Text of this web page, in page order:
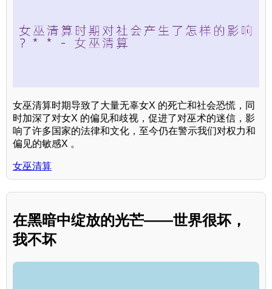
女巫清算时期导致了大量无辜女X 的死亡和社会恐慌，同
时加深了对女X 的偏见和歧视，促进了对巫术的迷信，影
响了许多国家的法律和文化，至今仍在警示我们对权力和
偏见的敏感X 。
女巫清算
在黑暗中绽放的光芒——世界很坏，
我不坏